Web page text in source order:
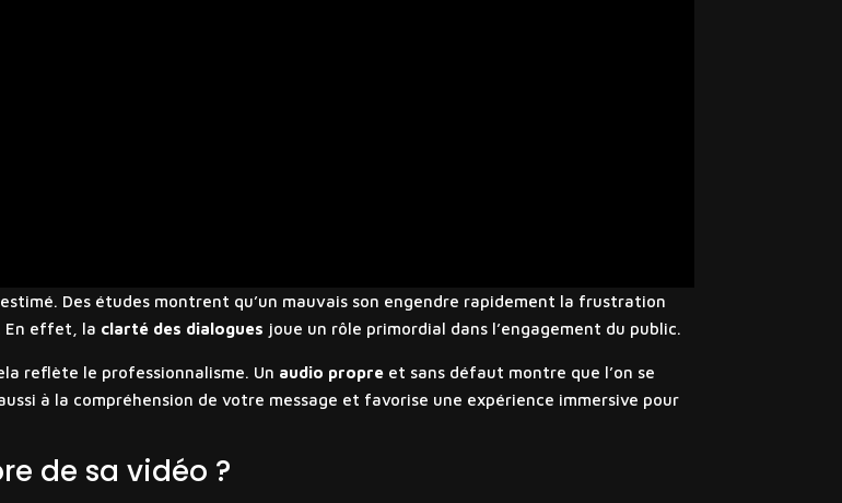
Des études montrent qu’un mauvais son engendre rapidement la frustration
En effet, la clarté des dialogues joue un rôle primordial dans l’engagement du public.
reflète le professionnalisme. Un audio propre et sans défaut montre que l’on se
à la compréhension de votre message et favorise une expérience immersive pour
de sa vidéo ?